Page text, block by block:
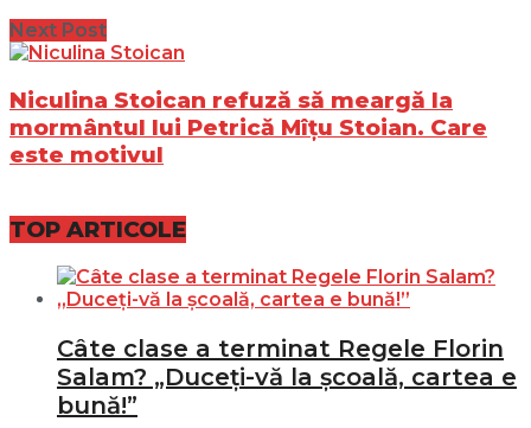
Next Post
Niculina Stoican refuză să meargă la
mormântul lui Petrică Mîțu Stoian. Care
este motivul
TOP ARTICOLE
Câte clase a terminat Regele Florin
Salam? „Duceți-vă la școală, cartea e
bună!”